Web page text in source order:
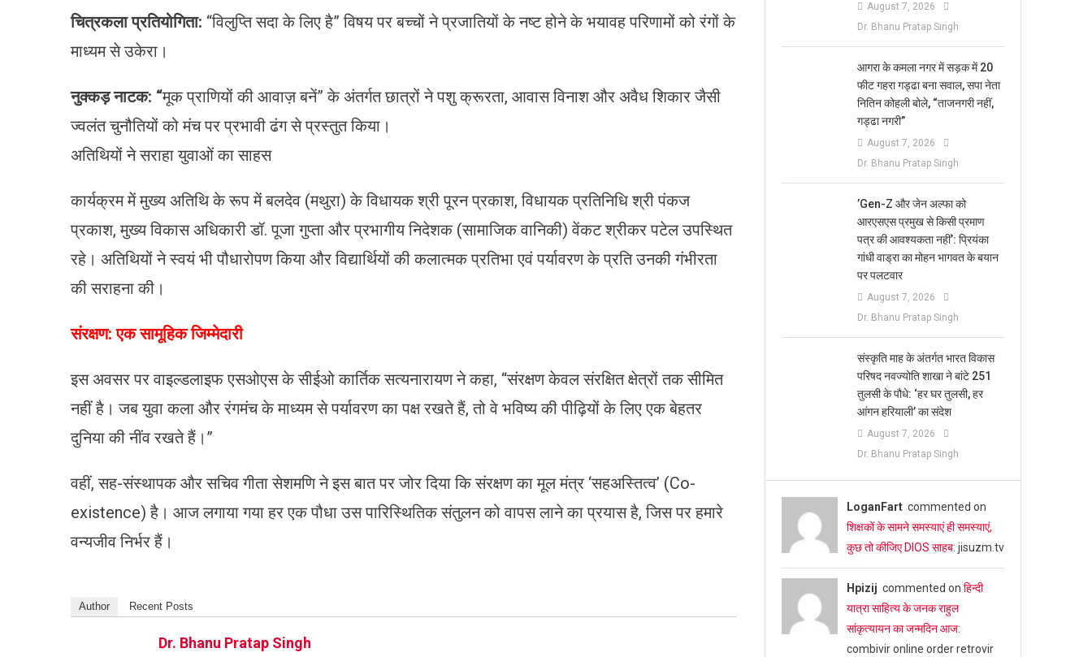
चित्रकला प्रतियोगिता: “विलुप्ति सदा के लिए है” विषय पर बच्चों ने प्रजातियों के नष्ट होने के भयावह परिणामों को रंगों के
माध्यम से उकेरा।
​नुक्कड़ नाटक: “मूक प्राणियों की आवाज़ बनें” के अंतर्गत छात्रों ने पशु क्रूरता, आवास विनाश और अवैध शिकार जैसी
ज्वलंत चुनौतियों को मंच पर प्रभावी ढंग से प्रस्तुत किया।
​अतिथियों ने सराहा युवाओं का साहस
कार्यक्रम में मुख्य अतिथि के रूप में बलदेव (मथुरा) के विधायक श्री पूरन प्रकाश, विधायक प्रतिनिधि श्री पंकज
प्रकाश, मुख्य विकास अधिकारी डॉ. पूजा गुप्ता और प्रभागीय निदेशक (सामाजिक वानिकी) वेंकट श्रीकर पटेल उपस्थित
रहे। अतिथियों ने स्वयं भी पौधारोपण किया और विद्यार्थियों की कलात्मक प्रतिभा एवं पर्यावरण के प्रति उनकी गंभीरता
की सराहना की।
​संरक्षण: एक सामूहिक जिम्मेदारी
इस अवसर पर वाइल्डलाइफ एसओएस के सीईओ कार्तिक सत्यनारायण ने कहा, “संरक्षण केवल संरक्षित क्षेत्रों तक सीमित
नहीं है। जब युवा कला और रंगमंच के माध्यम से पर्यावरण का पक्ष रखते हैं, तो वे भविष्य की पीढ़ियों के लिए एक बेहतर
दुनिया की नींव रखते हैं।”
​वहीं, सह-संस्थापक और सचिव गीता सेशमणि ने इस बात पर जोर दिया कि संरक्षण का मूल मंत्र ‘सहअस्तित्व’ (Co-
existence) है। आज लगाया गया हर एक पौधा उस पारिस्थितिक संतुलन को वापस लाने का प्रयास है, जिस पर हमारे
वन्यजीव निर्भर हैं।
Author Recent Posts
Dr. Bhanu Pratap Singh
August 7, 2026
Dr. Bhanu Pratap Singh
आगरा के कमला नगर में सड़क में 20
फीट गहरा गड्ढा बना सवाल, सपा नेता
नितिन कोहली बोले, “ताजनगरी नहीं,
गड्ढा नगरी”
August 7, 2026
Dr. Bhanu Pratap Singh
​’Gen-Z और जेन अल्फा को
आरएसएस प्रमुख से किसी प्रमाण
पत्र की आवश्यकता नहीं’: प्रियंका
गांधी वाड्रा का मोहन भागवत के बयान
पर पलटवार
August 7, 2026
Dr. Bhanu Pratap Singh
संस्कृति माह के अंतर्गत भारत विकास
परिषद नवज्योति शाखा ने बांटे 251
तुलसी के पौधे: ‘हर घर तुलसी, हर
आंगन हरियाली’ का संदेश
August 7, 2026
Dr. Bhanu Pratap Singh
LoganFartcommented on
शिक्षकों के सामने समस्याएं ही समस्याएं,
कुछ तो कीजिए DIOS साहब: jisuzm.tv
Hpizij commented on हिन्दी
यात्रा साहित्य के जनक राहुल
सांकृत्यायन का जन्‍मदिन आज:
combivir online order retrovir